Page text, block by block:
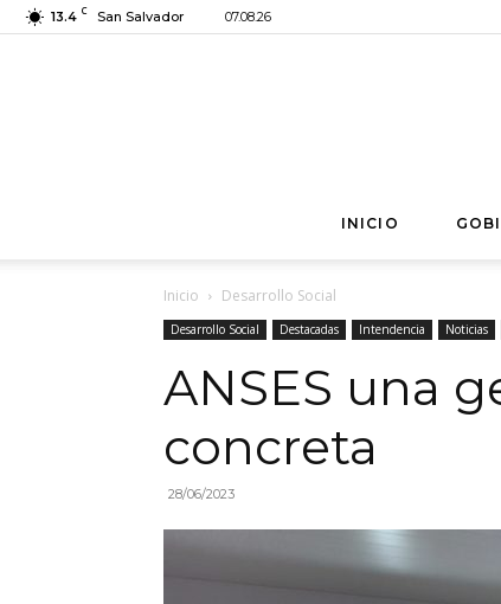
13.4 C San Salvador 07.08.26
INICIO
Inicio Desarrollo Social
Desarrollo Social Destacadas Intendencia Noticias
ANSES una
concreta
28/06/2023